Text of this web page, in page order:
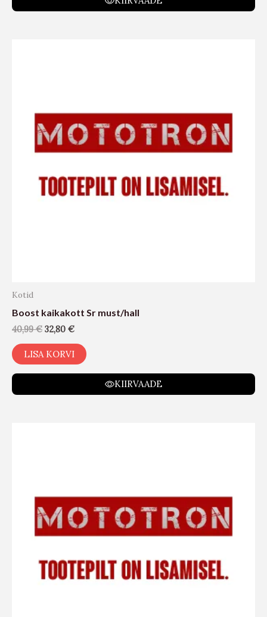
Kotid
Boost kaikakott Sr must/hall
40,99€ 32,80 €
LISA KORVI
KIIRVAADE